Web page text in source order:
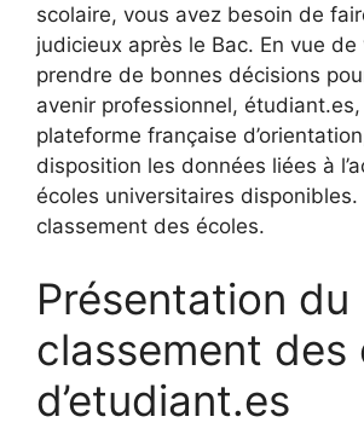
scolaire, vous avez besoin de
judicieux après le Bac. En vue
prendre de bonnes décisions
avenir professionnel, étudiant.es,
plateforme française
disposition les données liées à
écoles universitaires disponibles.
classement des écoles.
Présentation du
classement des
d’etudiant.es